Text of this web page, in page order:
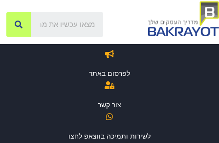
לפרסום באתר
צור קשר
לשירות ותמיכה בווצאפ לחצו